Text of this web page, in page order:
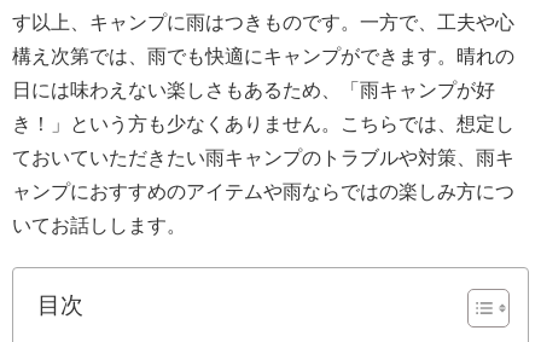
す以上、キャンプに雨はつきものです。一方で、工夫や心
構え次第では、雨でも快適にキャンプができます。晴れの
日には味わえない楽しさもあるため、「雨キャンプが好
き！」という方も少なくありません。こちらでは、想定し
ておいていただきたい雨キャンプのトラブルや対策、雨キ
ャンプにおすすめのアイテムや雨ならではの楽しみ方につ
いてお話しします。
目次